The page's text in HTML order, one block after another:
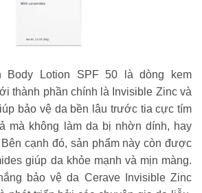
Body Lotion SPF 50 là dòng kem
thành phần chính là Invisible Zinc và
bảo vệ da bền lâu trước tia cực tím
mà không làm da bị nhờn dính, hay
cạnh đó, sản phẩm này còn được
giúp da khỏe mạnh và mịn màng.
bảo vệ da Cerave Invisible Zinc